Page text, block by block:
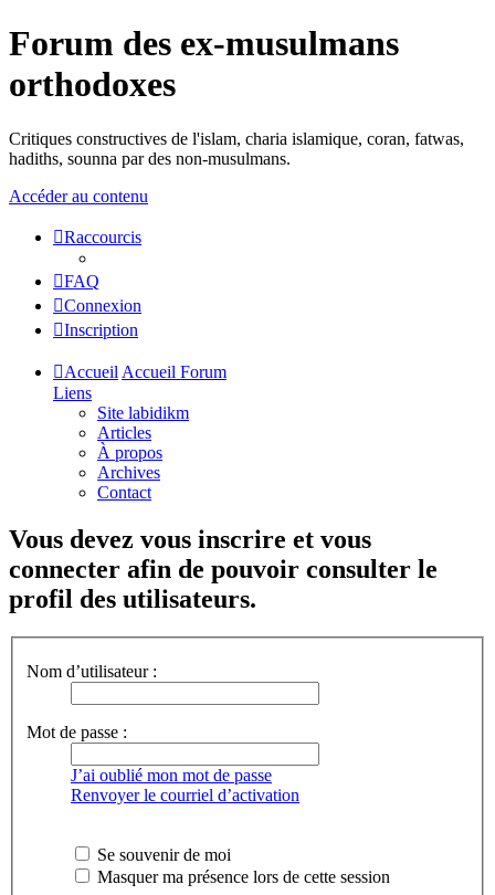
Forum des ex-musulmans
orthodoxes
Critiques constructives de l'islam, charia islamique, coran, fatwas,
hadiths, sounna par des non-musulmans.
Accéder au contenu
Raccourcis
FAQ
Connexion
Inscription
Accueil Accueil Forum
Liens
Site labidikm
Articles
À propos
Archives
Contact
Vous devez vous inscrire et vous
connecter afin de pouvoir consulter le
profil des utilisateurs.
Nom d’utilisateur :
Mot de passe :
J’ai oublié mon mot de passe
Renvoyer le courriel d’activation
Se souvenir de moi
Masquer ma présence lors de cette session